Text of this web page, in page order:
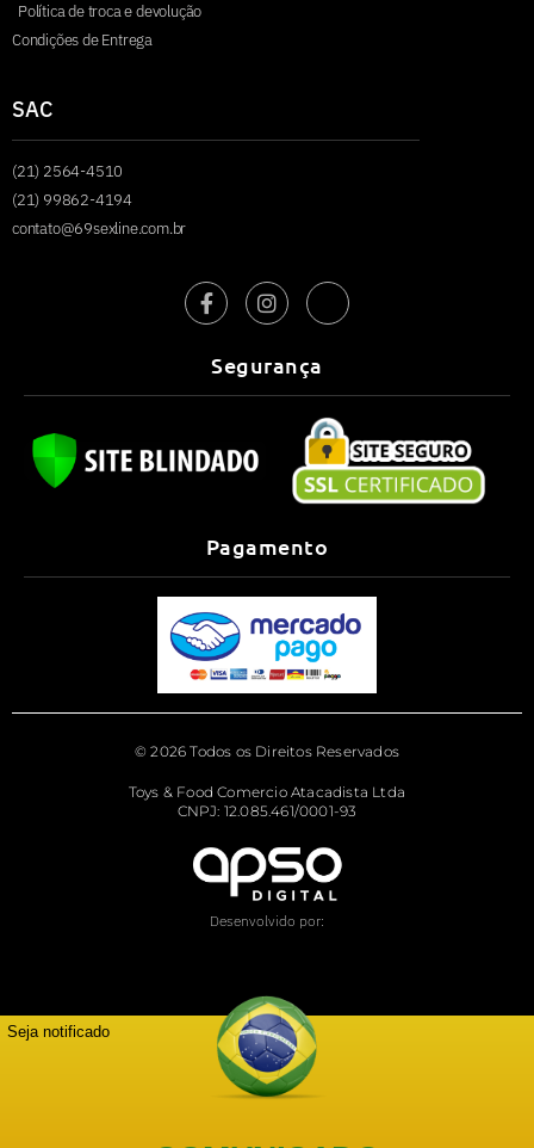
Política de troca e devolução
Condições de Entrega
SAC
(21) 2564-4510
(21) 99862-4194
contato@69sexline.com.br
Segurança
Pagamento
© 2026 Todos os Direitos Reservados
Toys & Food Comercio Atacadista Ltda
CNPJ: 12.085.461/0001-93
Desenvolvido por:
Seja notificado